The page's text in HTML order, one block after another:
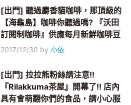
[出門] 聽過麝香貓咖啡，那頂級的
【海龜島】咖啡你聽過嗎? 『沃田
訂閱制咖啡』供應每月新鮮咖啡豆
2017/12/30 by小依
[出門] 拉拉熊粉絲請注意!!
『Rilakkuma茶屋』開幕了!! 店內
具有會萌翻你們的食品，請小心服